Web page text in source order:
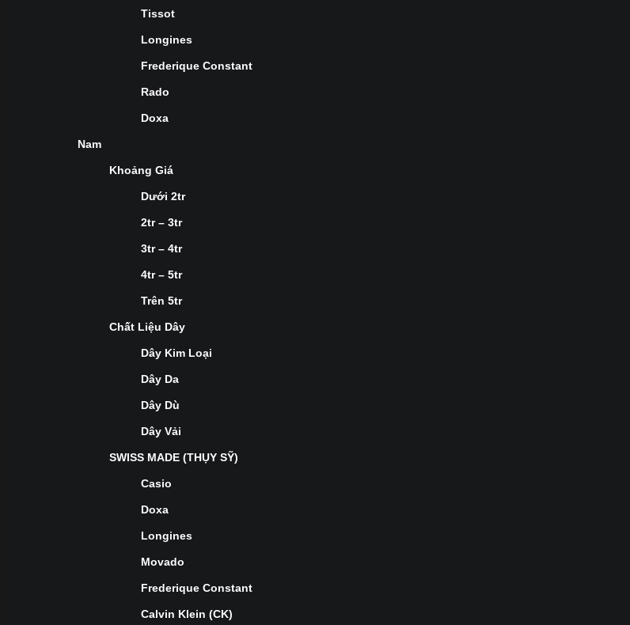
Tissot
Longines
Frederique Constant
Rado
Doxa
Nam
Khoảng Giá
Dưới 2tr
2tr – 3tr
3tr – 4tr
4tr – 5tr
Trên 5tr
Chất Liệu Dây
Dây Kim Loại
Dây Da
Dây Dù
Dây Vải
SWISS MADE (THỤY SỸ)
Casio
Doxa
Longines
Movado
Frederique Constant
Calvin Klein (CK)